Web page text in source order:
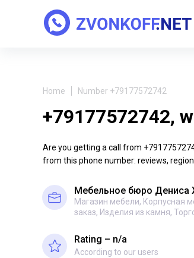
Home Number +79177572742
+79177572742,
Are you getting a call from
from this phone number: reviews,
Мебельное бюро Дениса
Магазин мебели, Корпусная
заказ, Изделия из камня,
Rating – n/a
According to our users